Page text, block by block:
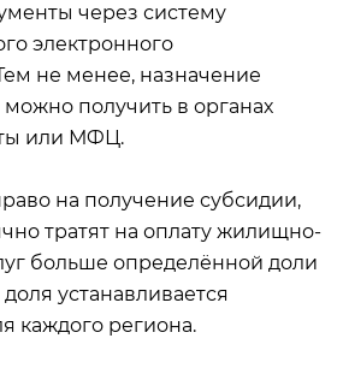
через систему
электронного
не менее, назначение
получить в органах
или МФЦ.
на получение субсидии,
тратят на оплату жилищно-
больше определённой доли
устанавливается
каждого региона.